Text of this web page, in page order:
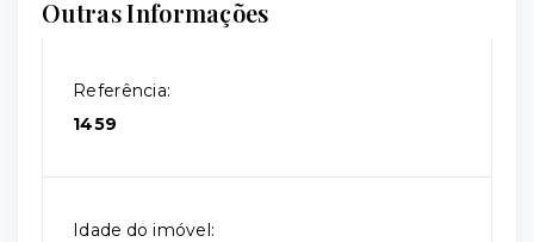
Outras Informações
Referência:
1459
Idade do imóvel: